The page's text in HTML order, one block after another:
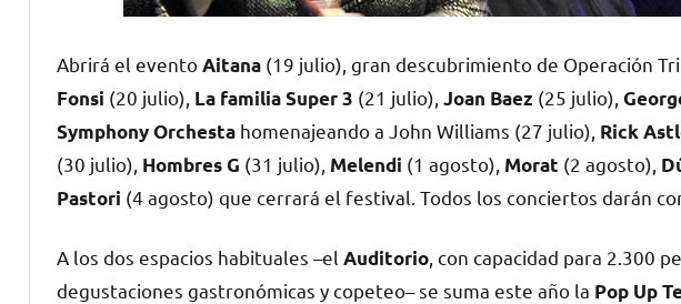
Abrirá el eventoAitana (19 julio), gran descubrimiento de Operación
Fonsi (20 julio), La familia Super 3 (21 julio), Joan Baez (25 julio),
Symphony Orchesta homenajeando a John Williams (27 julio), Rick
(30 julio), Hombres G (31 julio), Melendi (1 agosto), Morat (2 agosto),
Pastori (4 agosto) que cerrará el festival. Todos los conciertos darán
A los dos espacios habituales –el Auditorio , con capacidad para 2.300
degustaciones gastronómicas y copeteo– se suma este año la Pop Up